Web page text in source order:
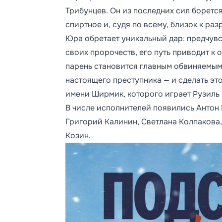
Трибунцев. Он из последних сил
спиртное и, судя по всему, близок к
Юра обретает уникальный дар:
своих пророчеств, его путь приводит
парень становится главным
настоящего преступника — и сделать
имени Ширмик, которого играет
В числе исполнителей появились
Григорий Калинин, Светлана
Козин.